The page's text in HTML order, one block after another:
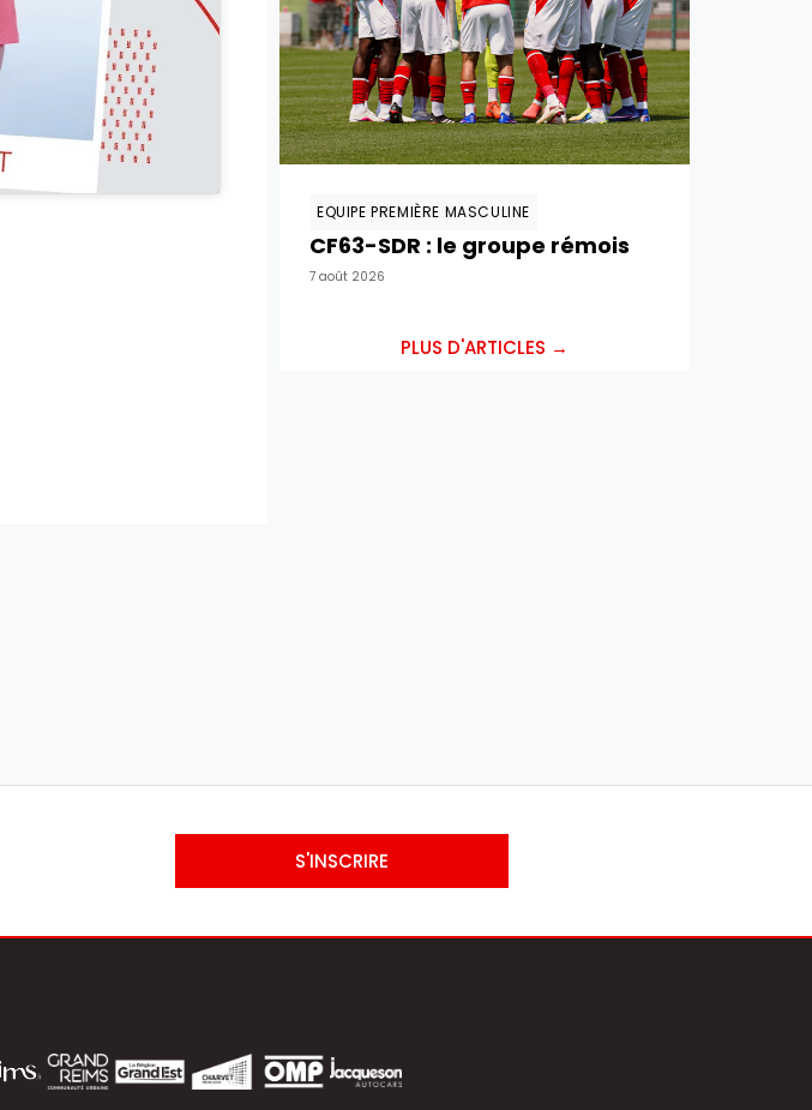
EQUIPE PREMIÈRE MASCULINE
CF63-SDR : le groupe rémois
7 août 2026
PLUS D'ARTICLES →
S'INSCRIRE